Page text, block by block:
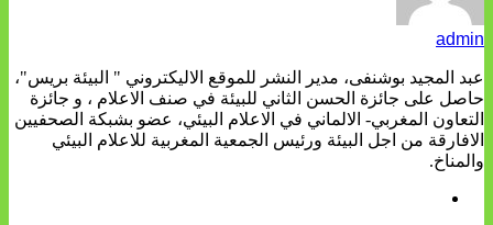
admin
عبد المجيد بوشنفى، مدير النشر للموقع الاليكتروني " البيئة بريس"،
حاصل على جائزة الحسن الثاني للبيئة في صنف الاعلام ، و جائزة
التعاون المغربي- الالماني في الاعلام البيئي، عضو بشبكة الصحفيين
الافارقة من اجل البيئة ورئيس الجمعية المغربية للاعلام البيئي
والمناخ.